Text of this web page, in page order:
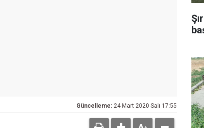
Güncelleme: 24 Mart 2020 Salı 17:55